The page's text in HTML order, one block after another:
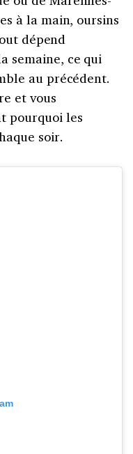
à la main, oursins
dépend
semaine, ce qui
au précédent.
et vous
pourquoi les
soir.